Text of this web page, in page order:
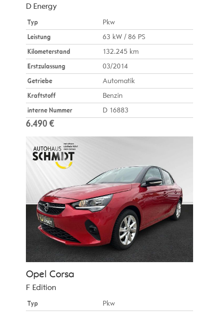
D Energy
Typ
Pkw
Leistung
63 kW / 86 PS
Kilometerstand
132.245 km
Erstzulassung
03/2014
Getriebe
Automatik
Kraftstoff
Benzin
interne Nummer
D 16883
6.490 €
Opel Corsa
F Edition
Typ
Pkw